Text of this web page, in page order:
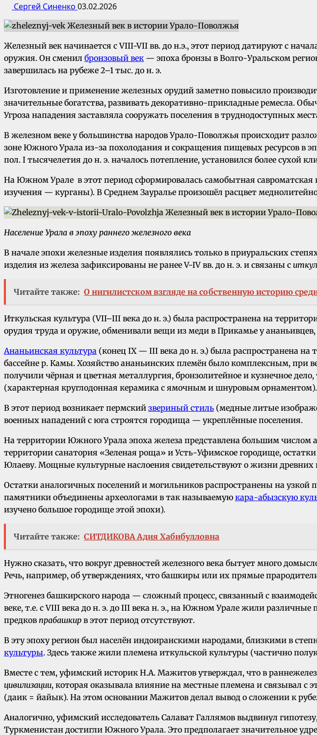
Сергей Синенко 03.02.2026
Железный век начинается с VIII-VII вв. до н.э., этот период датируют с
оружия. Он сменил бронзовый век — эпоха бронзы в Волго-Уральском
завершилась на рубеже 2–1 тыс. до н. э.
Изготовление и применение железных орудий заметно повысило
значительные богатства, развивать декоративно-прикладные ремесла.
Угроза нападения заставляла сооружать поселения в труднодоступных
В железном веке у большинства народов Урало-Поволжья происходит
зоне Южного Урала из-за похолодания и сокращения пищевых ресурсов в
пол. I тысячелетия до н. э. началось потепление, установился более сухой
На Южном Урале в этот период сформировалась самобытная савроматская
изучения — курганы). В Среднем Зауралье произошёл расцвет
Население Урала в эпоху раннего железного века
В начале эпохи железные изделия появлялись только в приуральских
изделия из железа зафиксированы не ранее V-IV вв. до н. э. и связаны с
Читайте также: О нигилистском взгляде на собственную историю
Иткульская культура (VII–III века до н. э.) была распространена на
орудия труда и оружие, обменивали вещи из меди в Прикамье у
Ананьинская культура (конец IX — III века до н. э.) была распространена
бассейне р. Камы. Хозяйство ананьинских племён было комплексным, при
получили чёрная и цветная металлургия, бронзолитейное и кузнечное
(характерная круглодонная керамика с ямочным и шнуровым орнаментом).
В этот период возникает пермский звериный стиль (медные литые
военных нападений с юга строятся городища — укреплённые поселения.
На территории Южного Урала эпоха железа представлена большим числом
территории санатория «Зеленая роща» и Усть-Уфимское городище,
Юлаеву. Мощные культурные наслоения свидетельствуют о жизни
Остатки аналогичных поселений и могильников распространены на узкой
памятники объединены археологами в так называемую кара-абызскую
изучено большое городище этой эпохи).
Читайте также: СИТДИКОВА Адия Хабибулловна
Нужно сказать, что вокруг древностей железного века бытует много
Речь, например, об утверждениях, что башкиры или их прямые
Этногенез башкирского народа — сложный процесс, связанный с
веке, т.е. с VIII века до н. э. до III века н. э., на Южном Урале жили
предков прабашкир в этот период отсутствуют.
В эту эпоху регион был населён индоиранскими народами, близкими в
культуры. Здесь также жили племена иткульской культуры (частично
Вместе с тем, уфимский историк Н.А. Мажитов утверждал, что в
цивилизации, которая оказывала влияние на местные племена и связывал с
(даик = йайык). На этом основании Мажитов делал вывод о сложении к
Аналогично, уфимский исследователь Салават Галлямов выдвинул
Туркменистан достигли Южного Урала. Это предполагает значительное